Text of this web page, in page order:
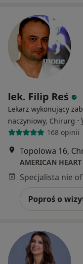
lek. Filip Reś
Lekarz wykonujący
naczyniowy, Chirurg ·
168 opinii
Topolowa 16,
AMERICAN
Poproś o